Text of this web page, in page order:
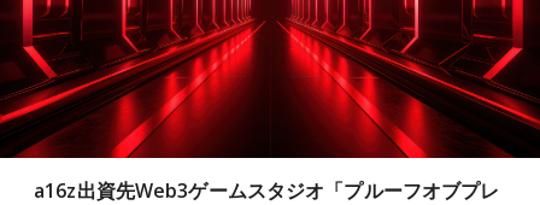
a16z出資先Web3ゲームスタジオ「プルーフオブプレ